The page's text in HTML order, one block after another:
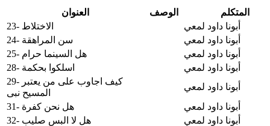
العنوان الوصف
المتكلم
23- الاختلاط
أبونا داود لمعي
24- سن المراهقة
أبونا داود لمعي
25- هل السينما حرام
أبونا داود لمعي
28- اسلكوا بحكمة
أبونا داود لمعي
29- كيف اجاوب على من يعتبر
المسيح نبى
أبونا داود لمعي
31- هل نحن كفرة
أبونا داود لمعي
32- هل لا البس صليب
أبونا داود لمعي